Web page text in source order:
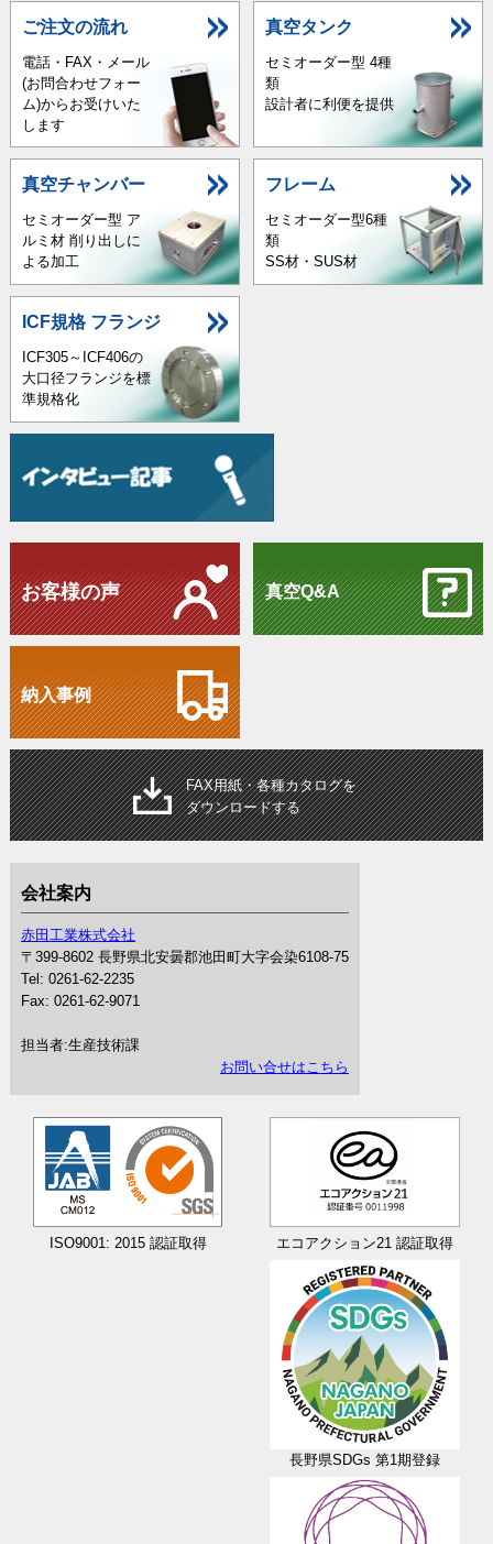
ご注文の流れ
電話・FAX・メール
(お問合わせフォー
ム)からお受けいた
します
真空タンク
セミオーダー型 4種
類
設計者に利便を提供
真空チャンバー
セミオーダー型 ア
ルミ材 削り出しに
よる加工
フレーム
セミオーダー型6種
類
SS材・SUS材
ICF規格 フランジ
ICF305～ICF406の
大口径フランジを標
準規格化
お客様の声 真空Q&A
納入事例
FAX用紙・各種カタログを
ダウンロードする
会社案内
赤田工業株式会社
〒399-8602 長野県北安曇郡池田町大字会染6108-75
Tel: 0261-62-2235
Fax: 0261-62-9071
担当者:生産技術課
お問い合せはこちら
ISO9001: 2015 認証取得 エコアクション21 認証取得
長野県SDGs 第1期登録